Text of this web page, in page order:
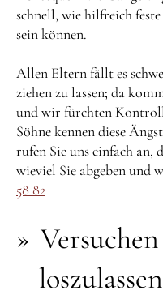
schnell, wie hilfreich
sein können.
Allen Eltern fällt es
ziehen zu lassen; da
und wir fürchten
Söhne kennen diese
rufen Sie uns einfach an,
wieviel Sie abgeben und
58 82